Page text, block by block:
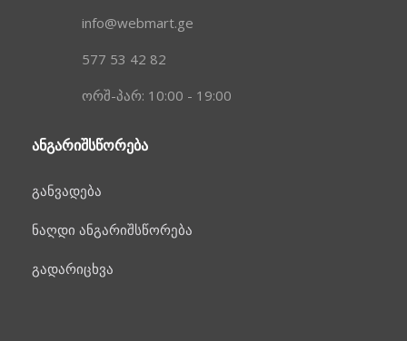
info@webmart.ge
577 53 42 82
ორშ-პარ: 10:00 - 19:00
ᲐᲜᲒᲐᲠᲘᲨᲡᲬᲝᲠᲔᲑᲐ
განვადება
ნაღდი ანგარიშსწორება
გადარიცხვა